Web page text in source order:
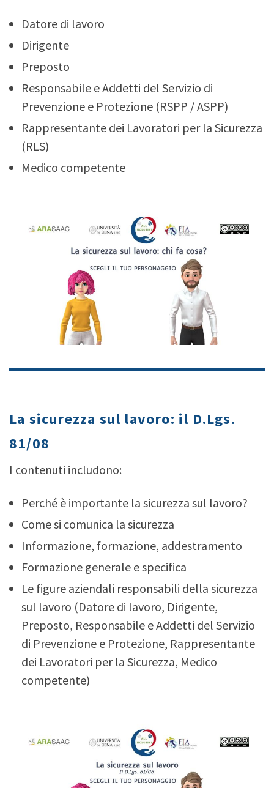
Datore di lavoro
Dirigente
Preposto
Responsabile e Addetti del Servizio di
Prevenzione e Protezione (RSPP / ASPP)
Rappresentante dei Lavoratori per la Sicurezza
(RLS)
Medico competente
La sicurezza sul lavoro: il D.Lgs.
81/08
I contenuti includono:
Perché è importante la sicurezza sul lavoro?
Come si comunica la sicurezza
Informazione, formazione, addestramento
Formazione generale e specifica
Le figure aziendali responsabili della sicurezza
sul lavoro (Datore di lavoro, Dirigente,
Preposto, Responsabile e Addetti del Servizio
di Prevenzione e Protezione, Rappresentante
dei Lavoratori per la Sicurezza, Medico
competente)